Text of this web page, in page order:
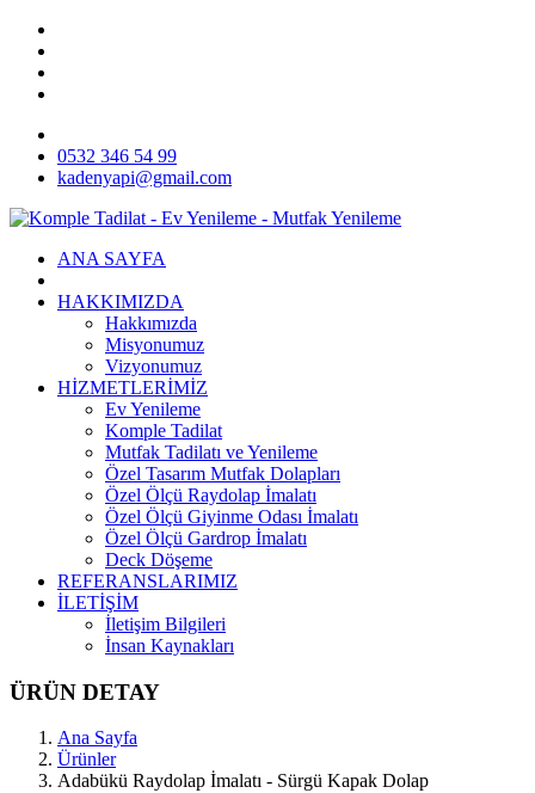
0532 346 54 99
kadenyapi@gmail.com
ANA SAYFA
HAKKIMIZDA
Hakkımızda
Misyonumuz
Vizyonumuz
HİZMETLERİMİZ
Ev Yenileme
Komple Tadilat
Mutfak Tadilatı ve Yenileme
Özel Tasarım Mutfak Dolapları
Özel Ölçü Raydolap İmalatı
Özel Ölçü Giyinme Odası İmalatı
Özel Ölçü Gardrop İmalatı
Deck Döşeme
REFERANSLARIMIZ
İLETİŞİM
İletişim Bilgileri
İnsan Kaynakları
ÜRÜN DETAY
Ana Sayfa
Ürünler
Adabükü Raydolap İmalatı - Sürgü Kapak Dolap